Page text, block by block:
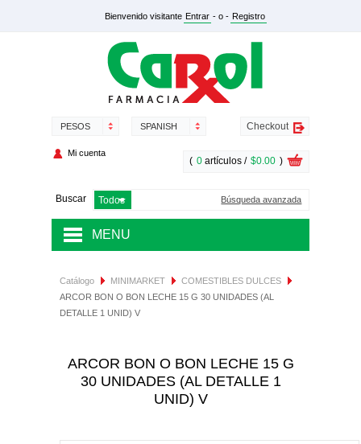
Bienvenido visitante Entrar - o - Registro
SPANISH
PESOS
Mi cuenta
Buscar Búsqueda avanzada
( 0 artículos / $0.00 )
Checkout
MENU
SALUD Y NUTRICIÓN
CUIDADO PERSONAL
CUIDADO DEL BEBÉ
Catálogo MINIMARKET
COMESTIBLES DULCES
ARCOR BON O BON LECHE 15 G 30 UNIDADES (AL
DETALLE 1 UNID) V
ARCOR BON O BON LECHE 15 G
30 UNIDADES (AL DETALLE 1
UNID) V